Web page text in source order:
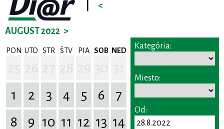
<
AUGUST 2022 >
PON UTO STR ŠTV PIA SOB NED
1
2 3 4 5 6
7
8
9 10 11 12 13 14
Kategória:
Miesto:
Od: